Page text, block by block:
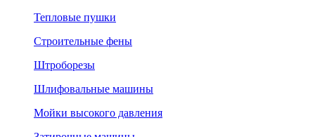
Тепловые пушки
Строительные фены
Штроборезы
Шлифовальные машины
Мойки высокого давления